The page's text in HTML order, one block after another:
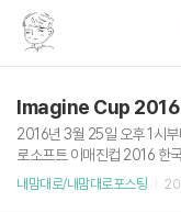
2016년 3월 25일 오후 1시
로소프트 이매진컵 2016
AL)에 방청 심사위원으로 다
내맘대로/내맘대로포스팅